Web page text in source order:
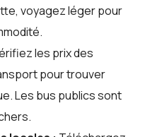
voyagez léger pour
les prix des
pour trouver
Les bus publics sont